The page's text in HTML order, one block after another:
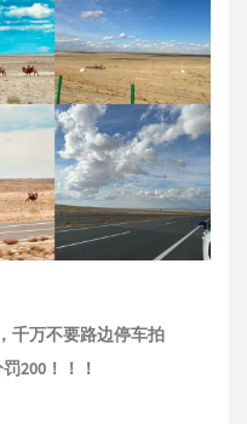
千万不要路边停车拍
200！！！